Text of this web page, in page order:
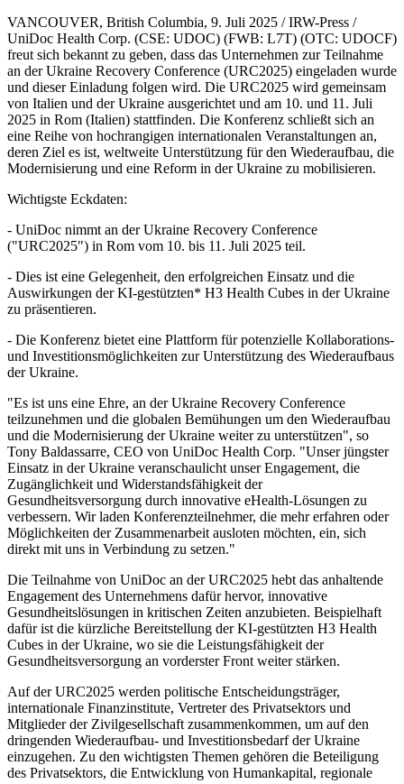
VANCOUVER, British Columbia, 9. Juli 2025 / IRW-Press /
UniDoc Health Corp. (CSE: UDOC) (FWB: L7T) (OTC: UDOCF)
freut sich bekannt zu geben, dass das Unternehmen zur Teilnahme
an der Ukraine Recovery Conference (URC2025) eingeladen wurde
und dieser Einladung folgen wird. Die URC2025 wird gemeinsam
von Italien und der Ukraine ausgerichtet und am 10. und 11. Juli
2025 in Rom (Italien) stattfinden. Die Konferenz schließt sich an
eine Reihe von hochrangigen internationalen Veranstaltungen an,
deren Ziel es ist, weltweite Unterstützung für den Wiederaufbau, die
Modernisierung und eine Reform in der Ukraine zu mobilisieren.
Wichtigste Eckdaten:
- UniDoc nimmt an der Ukraine Recovery Conference
("URC2025") in Rom vom 10. bis 11. Juli 2025 teil.
- Dies ist eine Gelegenheit, den erfolgreichen Einsatz und die
Auswirkungen der KI-gestützten* H3 Health Cubes in der Ukraine
zu präsentieren.
- Die Konferenz bietet eine Plattform für potenzielle Kollaborations-
und Investitionsmöglichkeiten zur Unterstützung des Wiederaufbaus
der Ukraine.
"Es ist uns eine Ehre, an der Ukraine Recovery Conference
teilzunehmen und die globalen Bemühungen um den Wiederaufbau
und die Modernisierung der Ukraine weiter zu unterstützen", so
Tony Baldassarre, CEO von UniDoc Health Corp. "Unser jüngster
Einsatz in der Ukraine veranschaulicht unser Engagement, die
Zugänglichkeit und Widerstandsfähigkeit der
Gesundheitsversorgung durch innovative eHealth-Lösungen zu
verbessern. Wir laden Konferenzteilnehmer, die mehr erfahren oder
Möglichkeiten der Zusammenarbeit ausloten möchten, ein, sich
direkt mit uns in Verbindung zu setzen."
Die Teilnahme von UniDoc an der URC2025 hebt das anhaltende
Engagement des Unternehmens dafür hervor, innovative
Gesundheitslösungen in kritischen Zeiten anzubieten. Beispielhaft
dafür ist die kürzliche Bereitstellung der KI-gestützten H3 Health
Cubes in der Ukraine, wo sie die Leistungsfähigkeit der
Gesundheitsversorgung an vorderster Front weiter stärken.
Auf der URC2025 werden politische Entscheidungsträger,
internationale Finanzinstitute, Vertreter des Privatsektors und
Mitglieder der Zivilgesellschaft zusammenkommen, um auf den
dringenden Wiederaufbau- und Investitionsbedarf der Ukraine
einzugehen. Zu den wichtigsten Themen gehören die Beteiligung
des Privatsektors, die Entwicklung von Humankapital, regionale